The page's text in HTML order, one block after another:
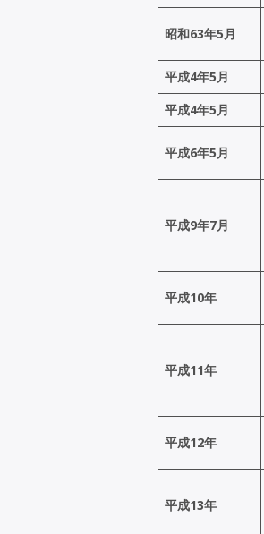
昭和63年5月
平成4年5月
平成4年5月
平成6年5月
平成9年7月
平成10年
平成11年
平成12年
平成13年